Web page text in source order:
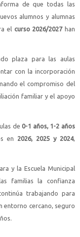
de que todas las
alumnos y alumnas
el curso 2026/2027han
plaza para las aulas
con la incorporación
el compromiso del
familiar y el apoyo
de0-1 años, 1-2 años
en 2026, 2025 y 2024,
y la Escuela Municipal
familias la confianza
trabajando para
entorno cercano, seguro